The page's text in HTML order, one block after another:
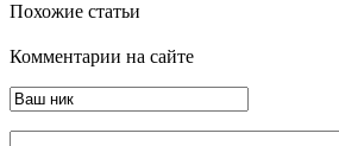
Похожие статьи
Комментарии на сайте